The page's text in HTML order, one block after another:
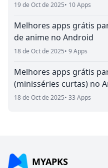
19 de Oct de 2025• 10 Apps
Melhores apps grátis
de anime no Android
18 de Oct de 2025• 9 Apps
Melhores apps grátis
(minisséries curtas) no
18 de Oct de 2025• 33 Apps
MYAPKS